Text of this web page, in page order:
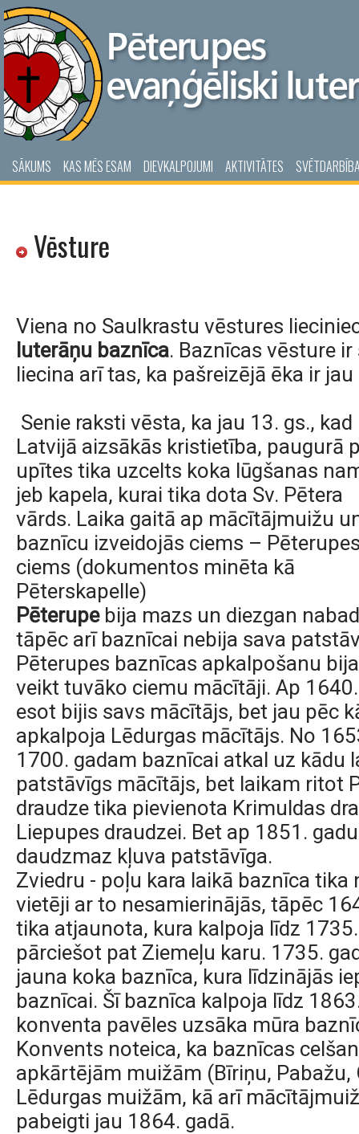
SĀKUMS KAS MĒS ESAM DIEVKALPOJUMI AKTIVITĀTES
Vēsture
Viena no Saulkrastu vēstures
luterāņu baznīca. Baznīcas vēsture
liecina arī tas, ka pašreizējā ēka ir
Senie raksti vēsta, ka jau 13. gs., kad
Latvijā aizsākās kristietība, paugurā
upītes tika uzcelts koka lūgšanas na
jeb kapela, kurai tika dota Sv. Pētera
vārds. Laika gaitā ap mācītājmuižu
baznīcu izveidojās ciems –
ciems (dokumentos minēta kā
Pēterskapelle)
Pēterupebija mazs un diezgan
tāpēc arī baznīcai nebija sava
Pēterupes baznīcas apkalpošanu
veikt tuvāko ciemu mācītāji. Ap
esot bijis savs mācītājs, bet jau pēc
apkalpoja Lēdurgas mācītājs. No
1700. gadam baznīcai atkal uz kādu
patstāvīgs mācītājs, bet laikam ritot
draudze tika pievienota Krimuldas
Liepupes draudzei. Bet ap 1851.
daudzmaz kļuva patstāvīga.
Zviedru - poļu kara laikā baznīca
vietēji ar to nesamierinājās, tāpēc
tika atjaunota, kura kalpoja līdz
pārciešot pat Ziemeļu karu. 1735.
jauna koka baznīca, kura līdzinājās
baznīcai. Šī baznīca kalpoja līdz
konventa pavēles uzsāka mūra
Konvents noteica, ka baznīcas
apkārtējām muižām (Bīriņu, Pabažu,
Lēdurgas muižām, kā arī
pabeigti jau 1864. gadā.